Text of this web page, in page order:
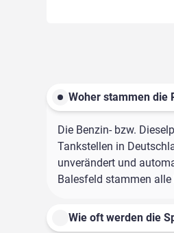
Woher stammen die
Die Benzin- bzw.
Tankstellen in
unverändert und
Balesfeld stammen
Wie oft werden die